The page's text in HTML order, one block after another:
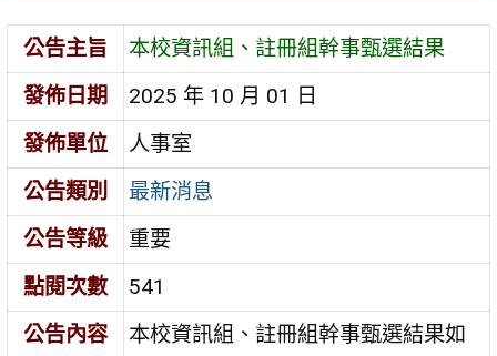
公告主旨
本校資訊組、註冊組幹事甄選結果
發佈日期
2025 年 10 月 01 日
發佈單位
人事室
公告類別
最新消息
公告等級
重要
點閱次數
541
公告內容
本校資訊組、註冊組幹事甄選結果如